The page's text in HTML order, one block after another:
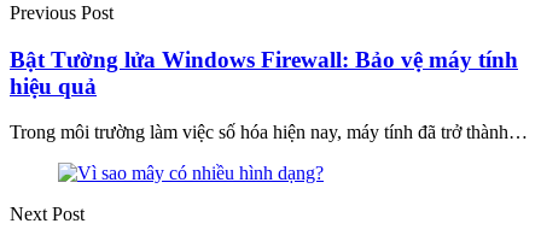
Previous Post
Bật Tường lửa Windows Firewall: Bảo vệ máy tính
hiệu quả
Trong môi trường làm việc số hóa hiện nay, máy tính đã trở thành…
Next Post